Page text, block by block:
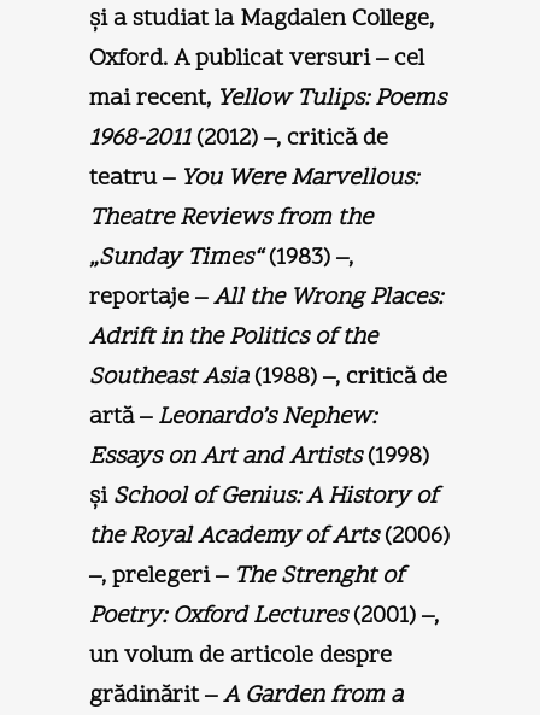
şi a studiat la Magdalen College,
Oxford. A publicat versuri – cel
mai recent, Yellow Tulips: Poems
1968-2011(2012) –, critică de
teatru – You Were Marvellous:
Theatre Reviews from the
„Sunday Times“(1983) –,
reportaje –All the Wrong Places:
Adrift in the Politics of the
Southeast Asia(1988) –, critică de
artă –Leonardo’s Nephew:
Essays on Art and Artists(1998)
şiSchool of Genius: A History of
the Royal Academy of Arts(2006)
–, prelegeri – The Strenght of
Poetry: Oxford Lectures(2001) –,
un volum de articole despre
grădinărit –A Garden from a